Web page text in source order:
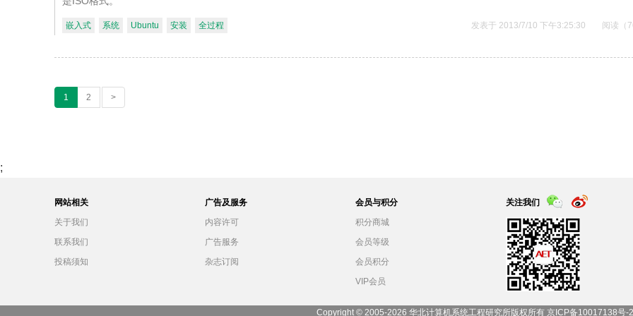
嵌入式 系统 Ubuntu 安装 全过程 发表于 2013/7/10 下午3:25:30 阅读（
1 2 >
;
网站相关
关于我们
联系我们
投稿须知
广告及服务
内容许可
广告服务
杂志订阅
会员与积分
积分商城
会员等级
会员积分
VIP会员
关注我们
Copyright © 2005-2026 华北计算机系统工程研究所版权所有 京ICP备10017138号-2